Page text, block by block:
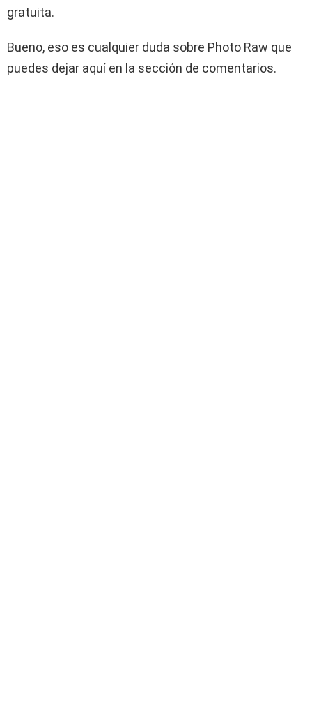
gratuita.
Bueno, eso es cualquier duda sobre Photo Raw que
puedes dejar aquí en la sección de comentarios.